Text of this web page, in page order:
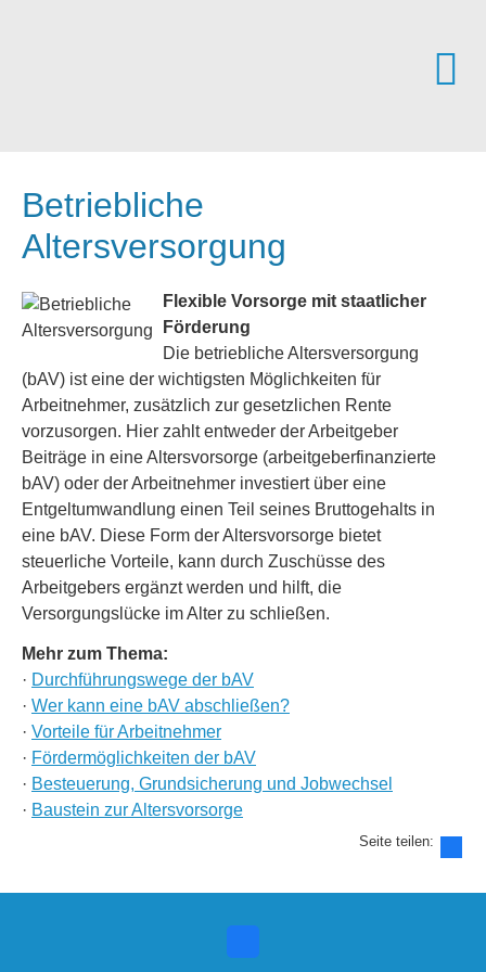
Betriebliche
Altersversorgung
Flexible Vorsorge mit staatlicher
Förderung
Die betriebliche Altersversorgung
(bAV) ist eine der wichtigsten Möglichkeiten für
Arbeitnehmer, zusätzlich zur gesetzlichen Rente
vorzusorgen. Hier zahlt entweder der Arbeitgeber
Beiträge in eine Alters­vorsorge (arbeitgeberfinanzierte
bAV) oder der Arbeitnehmer investiert über eine
Entgeltumwandlung einen Teil seines Bruttogehalts in
eine bAV. Diese Form der Alters­vorsorge bietet
steuerliche Vorteile, kann durch Zuschüsse des
Arbeitgebers ergänzt werden und hilft, die
Versorgungslücke im Alter zu schließen.
Mehr zum Thema:
· Durchführungswege der bAV
· Wer kann eine bAV abschließen?
· Vorteile für Arbeitnehmer
· Fördermöglichkeiten der bAV
· Besteuerung, Grundsicherung und Jobwechsel
· Baustein zur Alters­vorsorge
Seite teilen: